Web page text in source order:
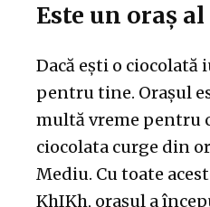
Este un oraș
Dacă ești o ciocolată
pentru tine. Orașul
multă vreme pentru
ciocolata curge din
Mediu. Cu toate
KhIKh, orașul a